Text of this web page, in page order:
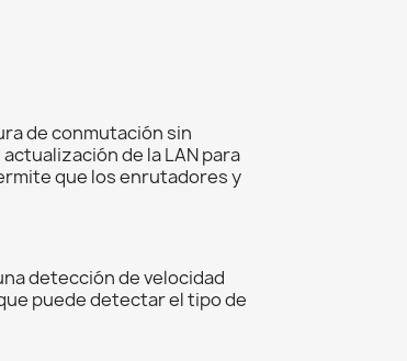
de conmutación sin
de la LAN para
que los enrutadores y
detección de velocidad
puede detectar el tipo de